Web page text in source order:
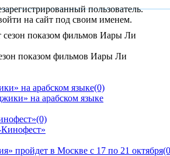
пользователь.
на сайт под своим именем.
показом фильмов Иары Ли
на арабском языке(0)
(0)
пройдет в Москве с 17 по 21 октября